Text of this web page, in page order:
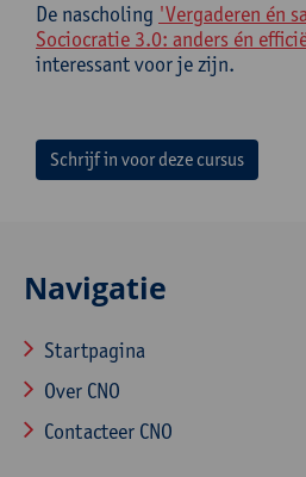
De nascholing 'Vergaderen én
Sociocratie 3.0: anders én
interessant voor je zijn.
Schrijf in voor deze cursus
Navigatie
Startpagina
Over CNO
Contacteer CNO